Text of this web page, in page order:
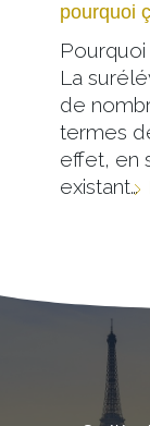
pourquoi
La
de
termes
effet, en
existant…